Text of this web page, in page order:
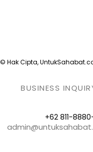
© Hak Cipta,
BUSINESS
+62 811-